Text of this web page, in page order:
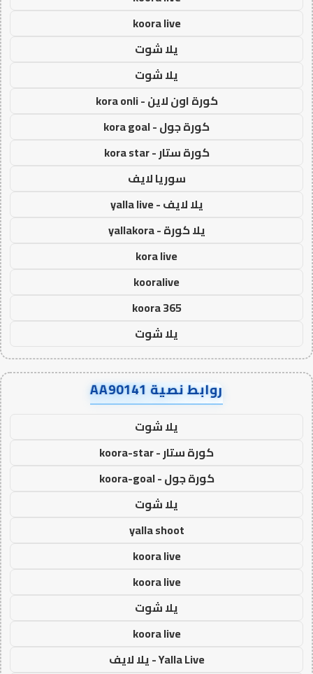
koora live
يلا شوت
يلا شوت
كورة اون لاين - kora onli
كورة جول - kora goal
كورة ستار - kora star
سوريا لايف
يلا لايف - yalla live
يلا كورة - yallakora
kora live
kooralive
koora 365
يلا شوت
روابط نصية AA90141
يلا شوت
كورة ستار - koora-star
كورة جول - koora-goal
يلا شوت
yalla shoot
koora live
koora live
يلا شوت
koora live
Yalla Live - يلا لايف